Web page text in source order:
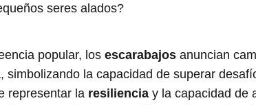
seres alados?
popular, los escarabajos anuncian
simbolizando la capacidad de superar
representar la resiliencia y la capacidad de